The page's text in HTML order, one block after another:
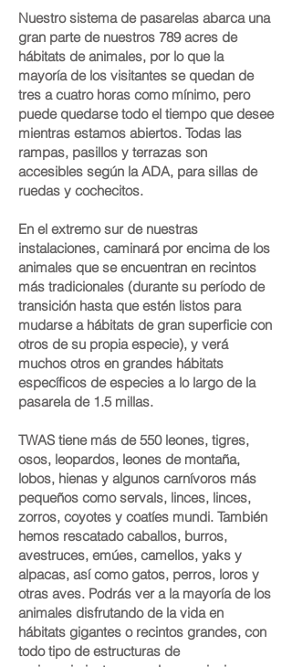
Nuestro sistema de pasarelas abarca una
gran parte de nuestros 789 acres de
hábitats de animales, por lo que la
mayoría de los visitantes se quedan de
tres a cuatro horas como mínimo, pero
puede quedarse todo el tiempo que desee
mientras estamos abiertos. Todas las
rampas, pasillos y terrazas son
accesibles según la ADA, para sillas de
ruedas y cochecitos.
En el extremo sur de nuestras
instalaciones, caminará por encima de los
animales que se encuentran en recintos
más tradicionales (durante su período de
transición hasta que estén listos para
mudarse a hábitats de gran superficie con
otros de su propia especie), y verá
muchos otros en grandes hábitats
específicos de especies a lo largo de la
pasarela de 1.5 millas.
TWAS tiene más de 550 leones, tigres,
osos, leopardos, leones de montaña,
lobos, hienas y algunos carnívoros más
pequeños como servals, linces, linces,
zorros, coyotes y coatíes mundi. También
hemos rescatado caballos, burros,
avestruces, emúes, camellos, yaks y
alpacas, así como gatos, perros, loros y
otras aves. Podrás ver a la mayoría de los
animales disfrutando de la vida en
hábitats gigantes o recintos grandes, con
todo tipo de estructuras de